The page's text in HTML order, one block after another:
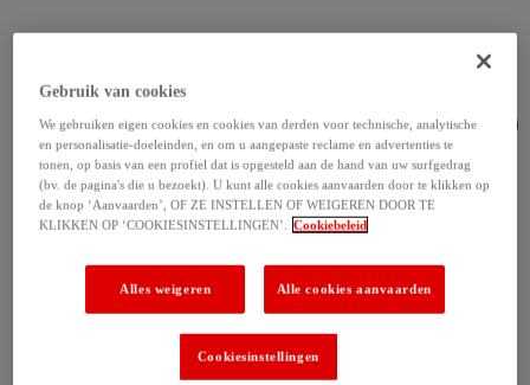
Gebruik van cookies
We gebruiken eigen cookies en cookies van derden voor technische, analytische
en personalisatie-doeleinden, en om u aangepaste reclame en advertenties te
tonen, op basis van een profiel dat is opgesteld aan de hand van uw surfgedrag
(bv. de pagina's die u bezoekt). U kunt alle cookies aanvaarden door te klikken op
de knop ‘Aanvaarden’, OF ZE INSTELLEN OF WEIGEREN DOOR TE
KLIKKEN OP ‘COOKIESINSTELLINGEN’. Cookiebeleid
Alles weigeren Alle cookies aanvaarden
Cookiesinstellingen